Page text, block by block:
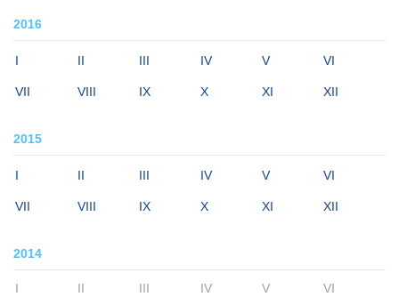
2016
I II III IV V VI
VII VIII IX X XI XII
2015
I II III IV V VI
VII VIII IX X XI XII
2014
I II III IV V VI